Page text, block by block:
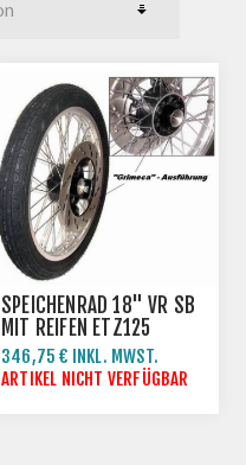
SPEICHENRAD 18" VR SB
MIT REIFEN ETZ125
ETZ150 ETZ250 ETZ251
346,75 € INKL. MWST.
ARTIKEL NICHT VERFÜGBAR